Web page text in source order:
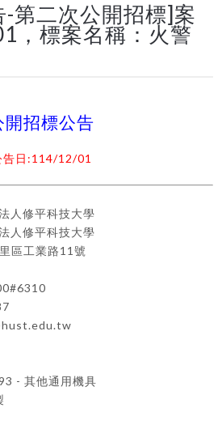
-第二次公開招標]案
，標案名稱：火警
開招標公告
告日 :114/12/01
人修平科技大學
人修平科技大學
區工業路11號
-其他通用機具